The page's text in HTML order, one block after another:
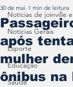
Notícias de joinville
Notícias Gerais
Esporte
Educação
Saúde
após
mulher
ônibus na
30 de mai. 1 min de leitura